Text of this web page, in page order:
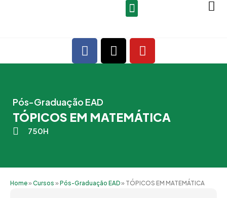
F
a
c
o
o
X
-
t
t
Y
o
u
e
Pós-Graduação EAD
TÓPICOS EM MATEMÁTICA
750H
Home»Cursos »Pós-Graduação EAD» TÓPICOS EM MATEMÁTICA